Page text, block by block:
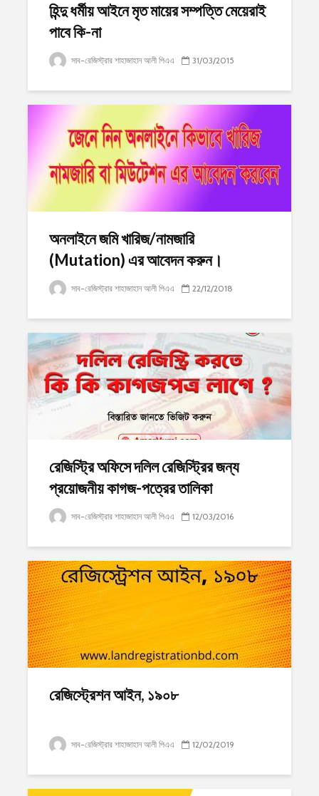
হিন্দু ধর্মীয় আইনে মৃত মায়ের সম্পত্তি মেয়েরাই
পাবে কি-না
সাব-রেজিস্ট্রার শাহাজাহান আলী পিএএ 31/03/2015
অনলাইনে জমি খারিজ/নামজারি
(Mutation) এর আবেদন করুন।
সাব-রেজিস্ট্রার শাহাজাহান আলী পিএএ 22/12/2018
রেজিস্ট্রি অফিসে দলিল রেজিস্ট্রির জন্য
প্রয়োজনীয় কাগজ-পত্রের তালিকা
সাব-রেজিস্ট্রার শাহাজাহান আলী পিএএ 12/03/2016
রেজিস্ট্রেশন আইন, ১৯০৮
সাব-রেজিস্ট্রার শাহাজাহান আলী পিএএ 12/02/2019